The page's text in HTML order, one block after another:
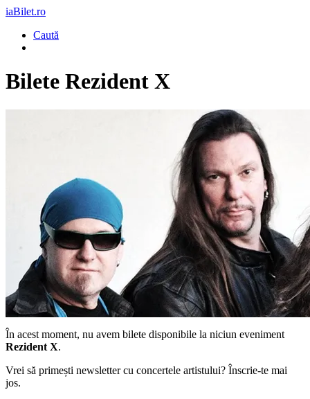
iaBilet.ro
Caută
Bilete Rezident X
În acest moment, nu avem bilete disponibile la niciun eveniment
Rezident X.
Vrei să primești newsletter cu concertele artistului? Înscrie-te mai
jos.